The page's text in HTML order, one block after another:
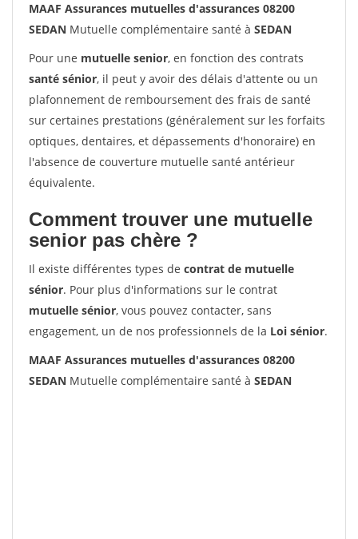
MAAF Assurances mutuelles d'assurances 08200
SEDAN Mutuelle complémentaire santé à SEDAN
Pour une mutuelle senior, en fonction des contrats
santé sénior, il peut y avoir des délais d'attente ou un
plafonnement de remboursement des frais de santé
sur certaines prestations (généralement sur les forfaits
optiques, dentaires, et dépassements d'honoraire) en
l'absence de couverture mutuelle santé antérieur
équivalente.
Comment trouver une mutuelle
senior pas chère ?
Il existe différentes types de contrat de mutuelle
sénior. Pour plus d'informations sur le contrat
mutuelle sénior, vous pouvez contacter, sans
engagement, un de nos professionnels de la Loi sénior.
MAAF Assurances mutuelles d'assurances 08200
SEDAN Mutuelle complémentaire santé à SEDAN